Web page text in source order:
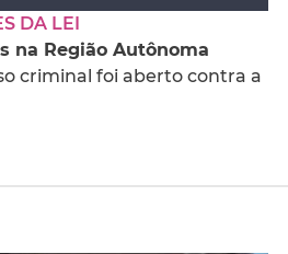
DA LEI
na Região Autônoma
criminal foi aberto contra a